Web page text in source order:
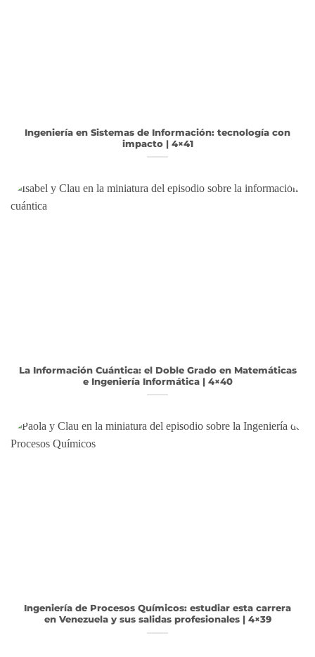
Ingeniería en Sistemas de Información: tecnología con
impacto | 4×41
La Información Cuántica: el Doble Grado en Matemáticas
e Ingeniería Informática | 4×40
Ingeniería de Procesos Químicos: estudiar esta carrera
en Venezuela y sus salidas profesionales | 4×39